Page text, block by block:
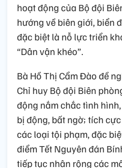
hoạt động của Bộ đội
hướng về biên giới, biển
đặc biệt là nỗ lực triển
“Dân vận khéo”.
Bà Hồ Thị Cẩm Đào đề
Chỉ huy Bộ đội Biên
động nắm chắc tình
bị động, bất ngờ; tích
các loại tội phạm, đặc
điểm Tết Nguyên đán
tiếp tục nhân rộng các